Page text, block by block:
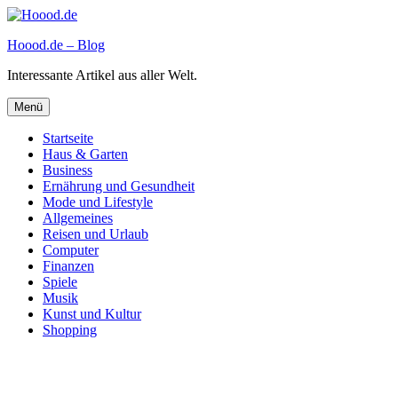
Zum
springen
Hoood.de – Blog
Interessante Artikel aus aller Welt.
Menü
Startseite
Haus & Garten
Business
Ernährung und Gesundheit
Mode und Lifestyle
Allgemeines
Reisen und Urlaub
Computer
Finanzen
Spiele
Musik
Kunst und Kultur
Shopping